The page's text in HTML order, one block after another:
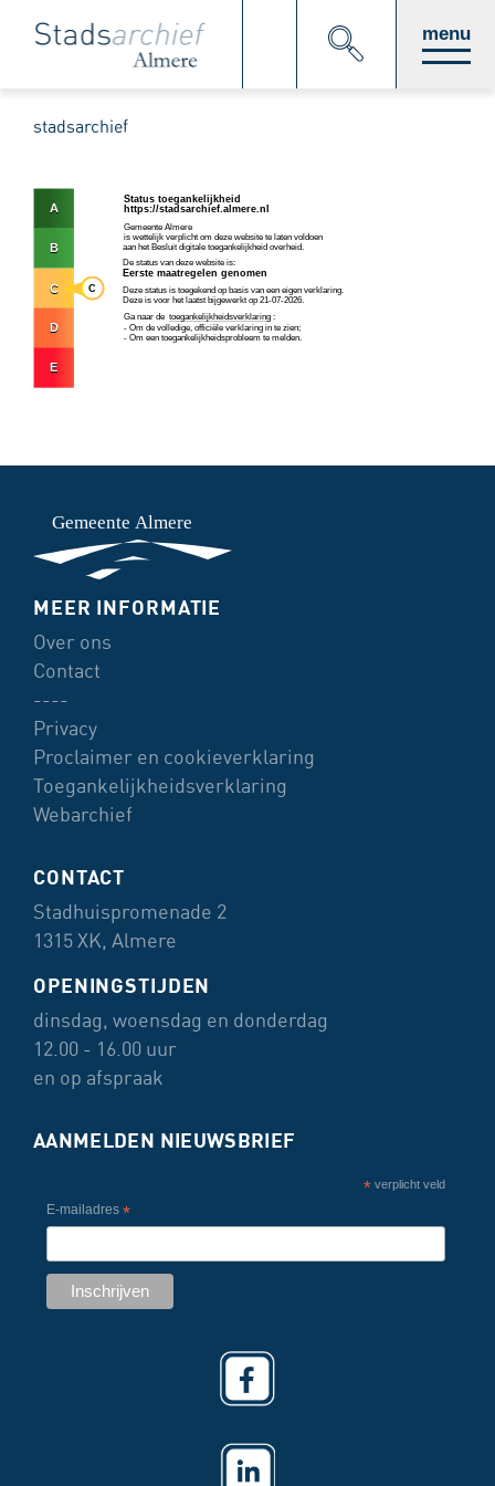
Direct menu
stadsarchief
ONDERMENU
MEER INFORMATIE
Over ons
Contact
----
Privacy
Proclaimer en cookieverklaring
Toegankelijkheidsverklaring
Webarchief
CONTACT
Stadhuispromenade 2
1315 XK, Almere
OPENINGSTIJDEN
dinsdag, woensdag en donderdag
12.00 - 16.00 uur
en op afspraak
AANMELDEN NIEUWSBRIEF
*verplicht veld
E-mailadres *